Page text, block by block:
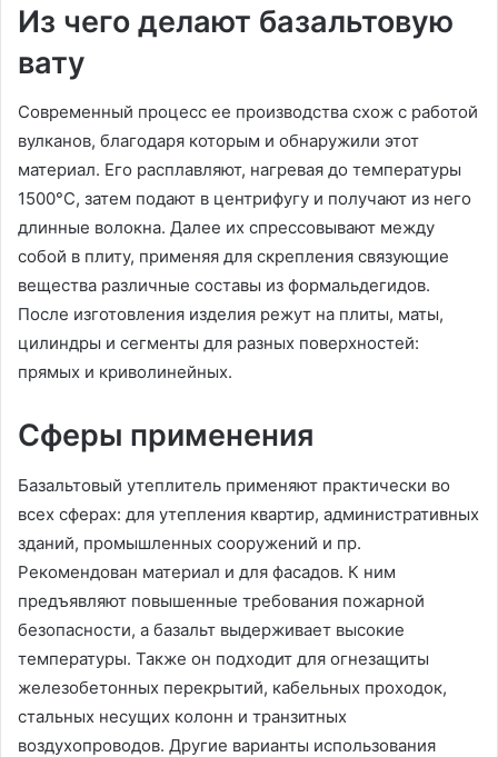
Из чего делают базальтовую
вату
Современный процесс ее производства схож с работой
вулканов, благодаря которым и обнаружили этот
материал. Его расплавляют, нагревая до температуры
1500°С, затем подают в центрифугу и получают из него
длинные волокна. Далее их спрессовывают между
собой в плиту, применяя для скрепления связующие
вещества различные составы из формальдегидов.
После изготовления изделия режут на плиты, маты,
цилиндры и сегменты для разных поверхностей:
прямых и криволинейных.
Сферы применения
Базальтовый утеплитель применяют практически во
всех сферах: для утепления квартир, административных
зданий, промышленных сооружений и пр.
Рекомендован материал и для фасадов. К ним
предъявляют повышенные требования пожарной
безопасности, а базальт выдерживает высокие
температуры. Также он подходит для огнезащиты
железобетонных перекрытий, кабельных проходок,
стальных несущих колонн и транзитных
воздухопроводов. Другие варианты использования